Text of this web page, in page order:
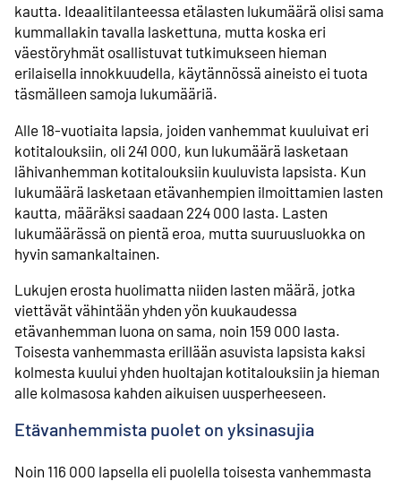
kautta. Ideaalitilanteessa etälasten lukumäärä olisi sama
kummallakin tavalla laskettuna, mutta koska eri
väestöryhmät osallistuvat tutkimukseen hieman
erilaisella innokkuudella, käytännössä aineisto ei tuota
täsmälleen samoja lukumääriä.
Alle 18-vuotiaita lapsia, joiden vanhemmat kuuluivat eri
kotitalouksiin, oli 241 000, kun lukumäärä lasketaan
lähivanhemman kotitalouksiin kuuluvista lapsista. Kun
lukumäärä lasketaan etävanhempien ilmoittamien lasten
kautta, määräksi saadaan 224 000 lasta. Lasten
lukumäärässä on pientä eroa, mutta suuruusluokka on
hyvin samankaltainen.
Lukujen erosta huolimatta niiden lasten määrä, jotka
viettävät vähintään yhden yön kuukaudessa
etävanhemman luona on sama, noin 159 000 lasta.
Toisesta vanhemmasta erillään asuvista lapsista kaksi
kolmesta kuului yhden huoltajan kotitalouksiin ja hieman
alle kolmasosa kahden aikuisen uusperheeseen.
Etävanhemmista puolet on yksinasujia
Noin 116 000 lapsella eli puolella toisesta vanhemmasta